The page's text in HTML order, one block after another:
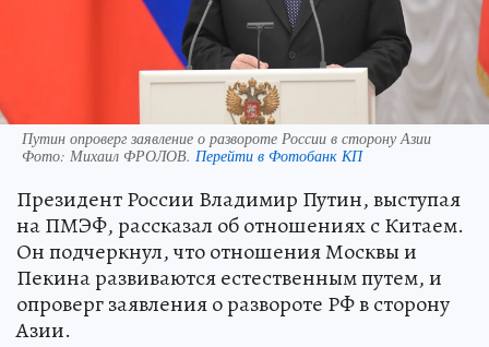
Путин опроверг заявление о развороте России в сторону Азии
Фото: Михаил ФРОЛОВ. Перейти в Фотобанк КП
Президент России Владимир Путин, выступая
на ПМЭФ, рассказал об отношениях с Китаем.
Он подчеркнул, что отношения Москвы и
Пекина развиваются естественным путем, и
опроверг заявления о развороте РФ в сторону
Азии.